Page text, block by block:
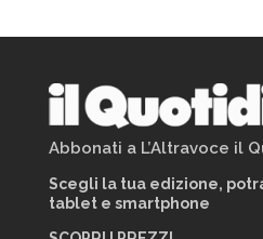
Abbonati a L’Altravoce il
Scegli la tua edizione,
tablet e smartphone